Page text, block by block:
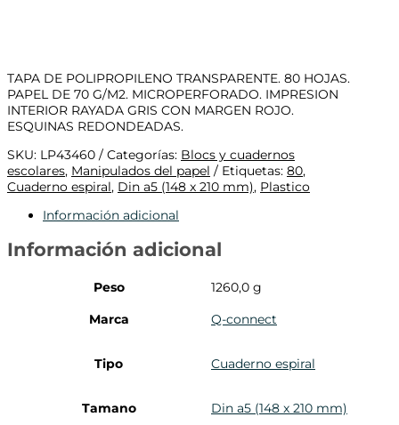
TAPA DE POLIPROPILENO TRANSPARENTE. 80 HOJAS.
PAPEL DE 70 G/M2. MICROPERFORADO. IMPRESION
INTERIOR RAYADA GRIS CON MARGEN ROJO.
ESQUINAS REDONDEADAS.
SKU: LP43460 Categorías: Blocs y cuadernos
escolares, Manipulados del papel Etiquetas: 80,
Cuaderno espiral, Din a5 (148 x 210 mm), Plastico
Información adicional
Información adicional
Peso
1260,0 g
Marca
Q-connect
Tipo Cuaderno espiral
Tamano Din a5 (148 x 210 mm)